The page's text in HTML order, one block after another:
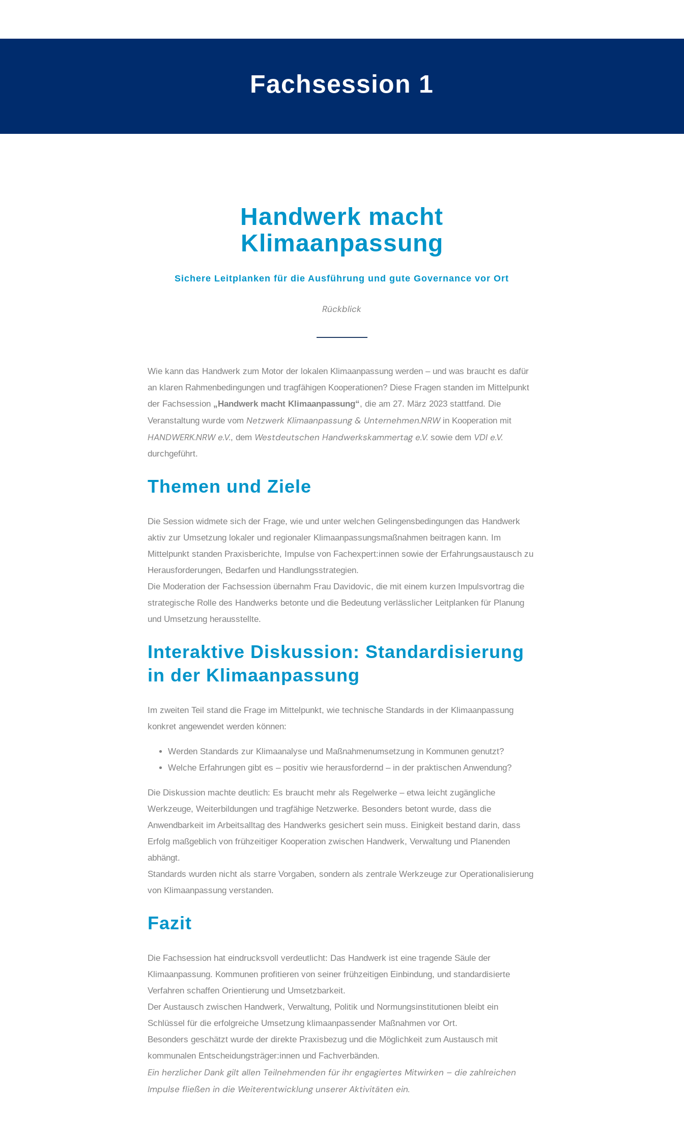
Fachsession 1
Handwerk macht
Klimaanpassung
Sichere Leitplanken für die Ausführung und gute Governance vor Ort
Rückblick
Wie kann das Handwerk zum Motor der lokalen Klimaanpassung werden – und was braucht es dafür
an klaren Rahmenbedingungen und tragfähigen Kooperationen? Diese Fragen standen im Mittelpunkt
der Fachsession „Handwerk macht Klimaanpassung“, die am 27. März 2023 stattfand. Die
Veranstaltung wurde vom Netzwerk Klimaanpassung & Unternehmen.NRWin Kooperation mit
HANDWERK.NRW e.V., dem Westdeutschen Handwerkskammertag e.V. sowie dem VDI e.V.
durchgeführt.
Themen und Ziele
Die Session widmete sich der Frage, wie und unter welchen Gelingensbedingungen das Handwerk
aktiv zur Umsetzung lokaler und regionaler Klimaanpassungsmaßnahmen beitragen kann. Im
Mittelpunkt standen Praxisberichte, Impulse von Fachexpert:innen sowie der Erfahrungsaustausch zu
Herausforderungen, Bedarfen und Handlungsstrategien.
Die Moderation der Fachsession übernahm Frau Davidovic, die mit einem kurzen Impulsvortrag die
strategische Rolle des Handwerks betonte und die Bedeutung verlässlicher Leitplanken für Planung
und Umsetzung herausstellte.
Interaktive Diskussion: Standardisierung
in der Klimaanpassung
Im zweiten Teil stand die Frage im Mittelpunkt, wie technische Standards in der Klimaanpassung
konkret angewendet werden können:
Werden Standards zur Klimaanalyse und Maßnahmenumsetzung in Kommunen genutzt?
Welche Erfahrungen gibt es – positiv wie herausfordernd – in der praktischen Anwendung?
Die Diskussion machte deutlich: Es braucht mehr als Regelwerke – etwa leicht zugängliche
Werkzeuge, Weiterbildungen und tragfähige Netzwerke. Besonders betont wurde, dass die
Anwendbarkeit im Arbeitsalltag des Handwerks gesichert sein muss. Einigkeit bestand darin, dass
Erfolg maßgeblich von frühzeitiger Kooperation zwischen Handwerk, Verwaltung und Planenden
abhängt.
Standards wurden nicht als starre Vorgaben, sondern als zentrale Werkzeuge zur Operationalisierung
von Klimaanpassung verstanden.
Fazit
Die Fachsession hat eindrucksvoll verdeutlicht: Das Handwerk ist eine tragende Säule der
Klimaanpassung. Kommunen profitieren von seiner frühzeitigen Einbindung, und standardisierte
Verfahren schaffen Orientierung und Umsetzbarkeit.
Der Austausch zwischen Handwerk, Verwaltung, Politik und Normungsinstitutionen bleibt ein
Schlüssel für die erfolgreiche Umsetzung klimaanpassender Maßnahmen vor Ort.
Besonders geschätzt wurde der direkte Praxisbezug und die Möglichkeit zum Austausch mit
kommunalen Entscheidungsträger:innen und Fachverbänden.
Ein herzlicher Dank gilt allen Teilnehmenden für ihr engagiertes Mitwirken – die zahlreichen
Impulse fließen in die Weiterentwicklung unserer Aktivitäten ein.